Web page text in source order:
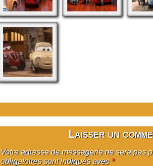
Laisser un
Votre adresse de messagerie ne sera pas
obligatoires sont indiqués avec *